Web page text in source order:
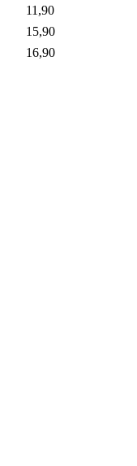
11,90
15,90
16,90